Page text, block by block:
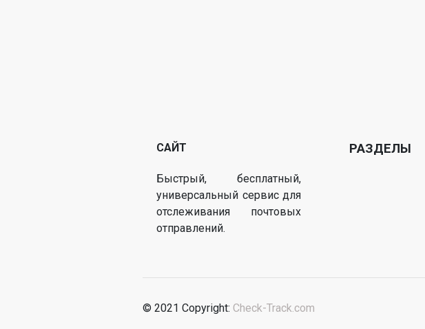
САЙТ
Быстрый, бесплатный,
универсальный сервис для
отслеживания почтовых
отправлений.
РАЗДЕЛЫ
© 2021 Copyright: Check-Track.com